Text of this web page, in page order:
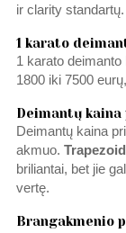
ir clarity standartų.
1 karato
1 karato
1800 iki 7500
Deimantų
Deimantų kaina
akmuo. Trapezoid
briliantai, bet jie
vertę.
Brangakmenio